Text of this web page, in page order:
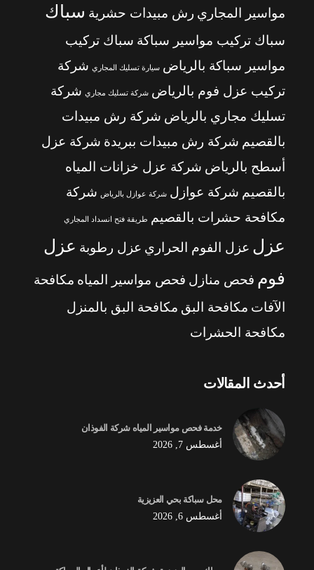
مواسير المجاري رش مبيدات حشرية سباك
سباك تركيب مواسير سباكة سباك تركيب
مواسير سباكة بالرياض سيارة تسليك المجاري شركة
تركيب عزل فوم بالرياض شركة تسليك مجاري شركة
تسليك مجاري بالرياض شركة رش مبيدات
بالقصيم شركة رش مبيدات ببريدة شركة عزل
أسطح بالرياض شركة عزل خزانات المياه
بالقصيم شركة عوازل شركة عوازل بالرياض شركة
مكافحة حشرات بالقصيم طريقة فتح انسداد المجاري
عزل عزل الفوم الحراري عزل رطوبة عزل
فوم فحص منازل فحص مواسير المياه مكافحة
الآفات مكافحة البق مكافحة البق بالمنزل
مكافحة الحشرات
أحدث المقالات
خدمة فحص مواسير المياه شركة الفوذان
أغسطس 7, 2026
محل سباكة بحي العزيزية
أغسطس 6, 2026